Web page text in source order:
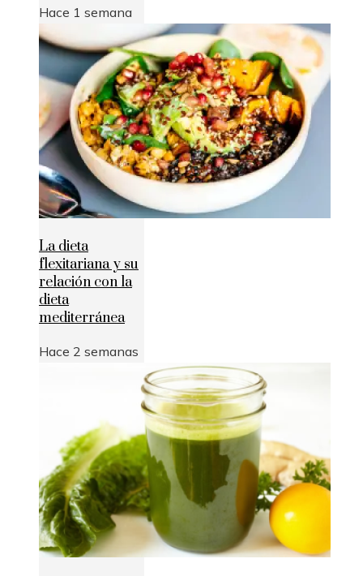
Hace 1 semana
La dieta
flexitariana y su
relación con la
dieta
mediterránea
Hace 2 semanas